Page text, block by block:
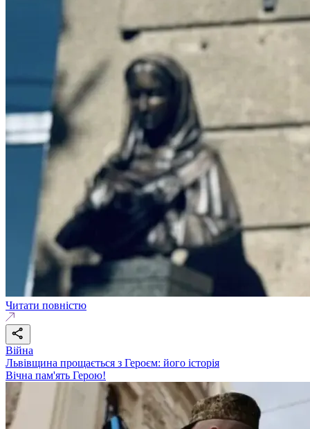
Читати повністю
Війна
Львівщина прощається з Героєм: його історія
Вічна пам'ять Герою!